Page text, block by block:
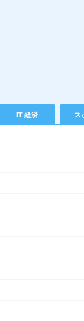
IT 経済 ス